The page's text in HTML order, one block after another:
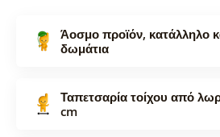
Άοσμο προϊόν, κατάλληλο
δωμάτια
Ταπετσαρία τοίχου από
cm